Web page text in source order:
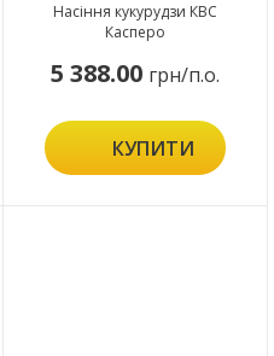
Насіння кукурудзи КВС
Касперо
5 388.00 грн/п.о.
КУПИТИ